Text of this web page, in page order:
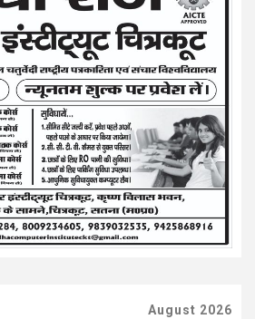
August 2026